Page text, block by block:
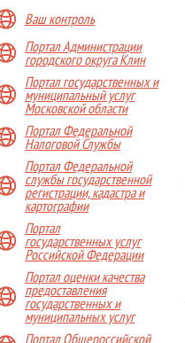
Ваш контроль
Портал Администрации
городского округа Клин
Портал государственных и
муниципальный услуг
Московской области
Портал Федеральной
Налоговой Службы
Портал Федеральной
службы государственной
регистрации, кадастра и
картографии
Портал
государственных услуг
Российской Федерации
Портал оценки качества
предоставления
государственных и
муниципальных услуг